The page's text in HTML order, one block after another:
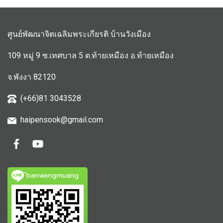
ศูนย์พัฒนาจิตเฉลิมพระเกียรติ บ้านวังเมือง
109 หมู่ 9 ซ.เทศบาล 5 ต.ท้ายเหมือง อ.ท้ายเหมือง
จ.พังงา 82120
(+66)81 3043528
haipensook@gmail.com
ิbanwangmuang